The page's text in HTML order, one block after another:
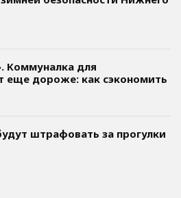
Коммуналка для
еще дороже: как сэкономить
штрафовать за прогулки